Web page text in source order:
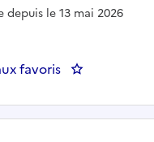
depuis le 13 mai 2026
favoris : PLOMBIER